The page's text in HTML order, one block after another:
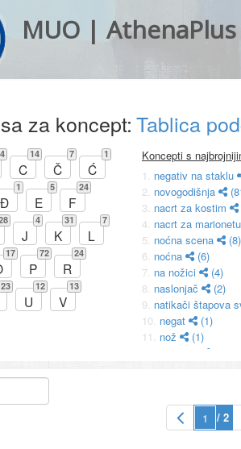
MUO | AthenaPlus
za koncept:Tablica
C
14
Č
7
Ć
1
Đ
1
E
5
F
24
J
4
K
31
L
7
17
P
72
R
24
23
U
12
V
13
Koncepti s
1. negativ na staklu
2. novogodišnja
3. nacrt za kostim
4. nacrt za
5. noćna scena
(8)
6. noćna
(6)
7. na nožici
(4)
8. naslonjač
(2)
9. natikači štapova
10. negat
(1)
11. nož
(1)
(1)
noćni (1)
/ 2